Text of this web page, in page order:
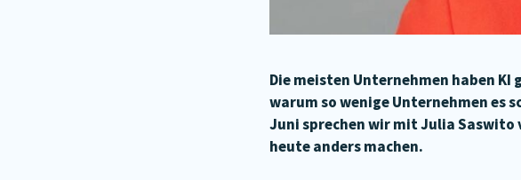
Die meisten Unternehmen haben
warum so wenige Unternehmen es
Juni sprechen wir mit Julia
heute anders machen.